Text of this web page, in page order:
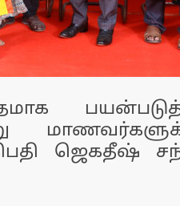
ஜெகதீஷ்